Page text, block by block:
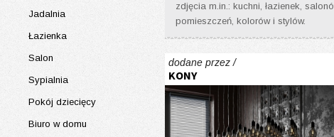
Jadalnia
Łazienka
Salon
Sypialnia
Pokój dziecięcy
Biuro w domu
zdjęcia m.in.: kuchni, łazienek,
pomieszczeń, kolorów i stylów.
dodane przez /
KONY